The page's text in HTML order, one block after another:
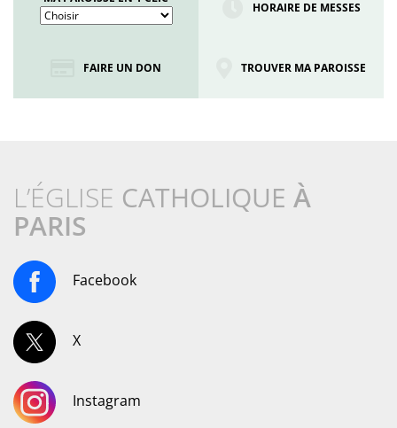
HORAIRE DE MESSES
FAIRE UN DON TROUVER MA PAROISSE
L’ÉGLISE CATHOLIQUE À
PARIS
Facebook
X
Instagram